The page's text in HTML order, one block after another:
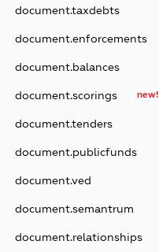
document.taxdebts
document.enforcements
document.balances
document.scorings new!
document.tenders
document.publicfunds
document.ved
document.semantrum
document.relationships